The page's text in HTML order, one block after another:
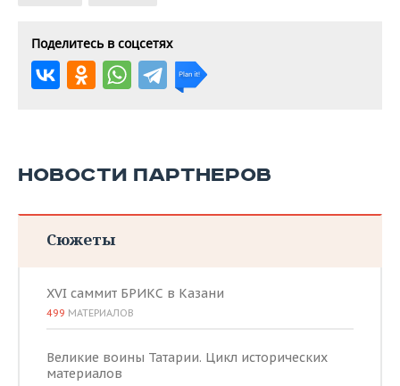
Поделитесь в соцсетях
НОВОСТИ ПАРТНЕРОВ
Сюжеты
XVI саммит БРИКС в Казани
499 МАТЕРИАЛОВ
Великие воины Татарии. Цикл исторических
материалов